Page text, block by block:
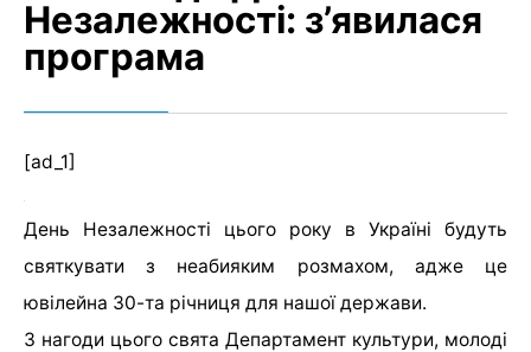
Незалежності: з’явилася
програма
[ad_1]
День Незалежності цього року в Україні будуть
святкувати з неабияким розмахом, адже це
ювілейна 30-та річниця для нашої держави.
З нагоди цього свята Департамент культури, молоді